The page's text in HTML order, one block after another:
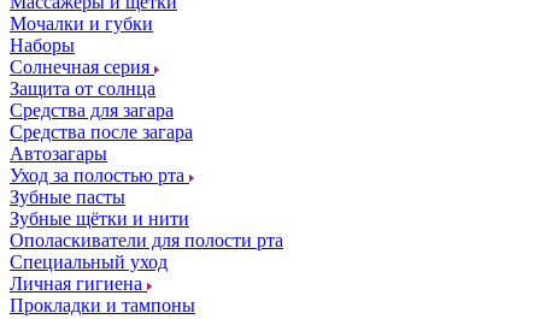
Мочалки и губки
Наборы
Солнечная серия
Защита от солнца
Средства для загара
Средства после загара
Автозагары
Уход за полостью рта
Зубные пасты
Зубные щётки и нити
Ополаскиватели для полости рта
Специальный уход
Личная гигиена
Прокладки и тампоны